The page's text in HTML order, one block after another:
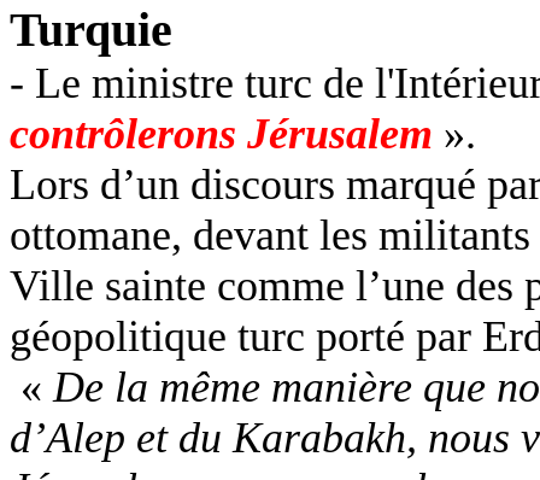
Turquie
- Le ministre turc de
contrôlerons Jérusalem ».
Lors d’un discours marqué
ottomane, devant les
Ville sainte comme l’une des
géopolitique turc porté par
« De la même manière que
d’Alep et du Karabakh,